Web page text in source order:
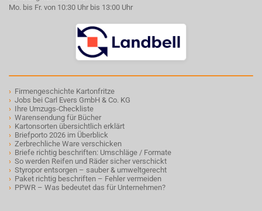
Mo. bis Fr. von 10:30 Uhr bis 13:00 Uhr
› Firmengeschichte Kartonfritze
› Jobs bei Carl Evers GmbH & Co. KG
› Ihre Umzugs-Checkliste
› Warensendung für Bücher
› Kartonsorten übersichtlich erklärt
› Briefporto 2026 im Überblick
› Zerbrechliche Ware verschicken
› Briefe richtig beschriften: Umschläge / Formate
› So werden Reifen und Räder sicher verschickt
› Styropor entsorgen – sauber & umweltgerecht
› Paket richtig beschriften – Fehler vermeiden
› PPWR – Was bedeutet das für Unternehmen?